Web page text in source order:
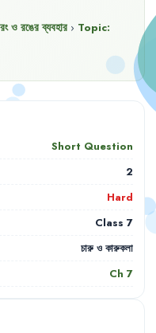
রং ও রঙের ব্যবহার › Topic:
Short Question
2
Hard
Class 7
চারু ও কারুকলা
Ch 7